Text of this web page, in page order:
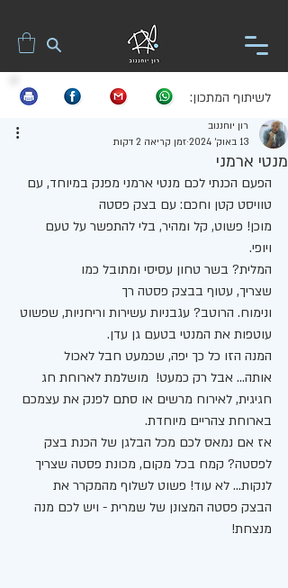
לשיתוף המתכון:
מנטי ארמני
רון יוחננוב
13 באוק׳ 2024
זמן קריאה 2 דקות
הפעם הכנתי לכם מנטי ארמני מפנק במיוחד, עם
טוויסט קטן וחכם: עם בצק פסטה
מוכן! פשוט, קל ומהיר, בלי להתפשר על טעם
ויופי.
המלית? בשר טחון עסיסי ומתובל כמו
שצריך, עטוף בבצק פסטה רך
ונימוח. הרוטב? עגבניות עשירות וריחניות, שפשוט
עוטפות את המנטי בטעם גן עדן.
המנה הזו כל כך יפה, שכמעט חבל לאכול
אותה... אבל רק כמעט!  מושלמת לארוחת חג
חגיגית, לאירוח מרשים או סתם לפנק את עצמכם
בארוחת צהריים מיוחדת.
אז אם נמאס לכם מכל הבלגן של הכנת בצק
לפסטה? קמח בכל מקום, מכונת פסטה שצריך
לנקות... לא עוד! פשוט לשלוף מהמקרר את
הבצק פסטה המצונן של שמרית - ויש לכם מנה
מנצחת!